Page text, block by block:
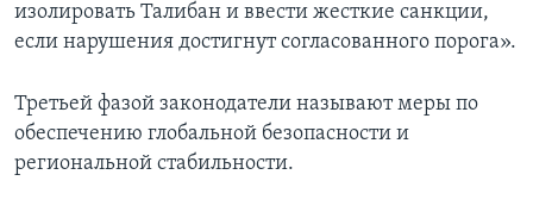
изолировать Талибан и ввести жесткие санкции,
если нарушения достигнут согласованного порога».
Третьей фазой законодатели называют меры по
обеспечению глобальной безопасности и
региональной стабильности.